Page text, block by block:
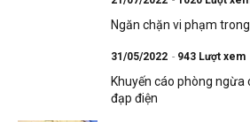
Ngăn chặn vi phạm
31/05/2022 943 Lượt xem
Khuyến cáo phòng ngừa
đạp điện